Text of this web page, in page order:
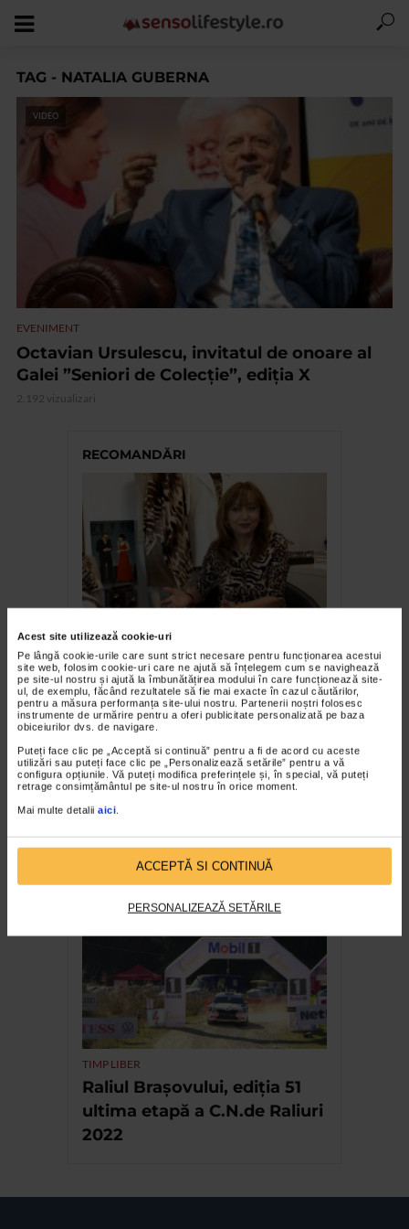
Acest site utilizează cookie-uri
Pe lângă cookie-urile care sunt strict necesare pentru funcționarea acestui
site web, folosim cookie-uri care ne ajută să înțelegem cum se navighează
pe site-ul nostru și ajută la îmbunătățirea modului în care funcționează site-
ul, de exemplu, făcând rezultatele să fie mai exacte în cazul căutărilor,
pentru a măsura performanța site-ului nostru. Partenerii noștri folosesc
instrumente de urmărire pentru a oferi publicitate personalizată pe baza
obiceiurilor dvs. de navigare.
Puteți face clic pe „Acceptă si continuă” pentru a fi de acord cu aceste
utilizări sau puteți face clic pe „Personalizează setările” pentru a vă
configura opțiunile. Vă puteți modifica preferințele și, în special, vă puteți
retrage consimțământul pe site-ul nostru în orice moment.
Mai multe detalii aici
ACCEPTĂ SI CONTINUĂ
PERSONALIZEAZĂ SETĂRILE
TAG - NATALIA GUBERNA
VIDEO
EVENIMENT
Octavian Ursulescu, invitatul de onoare al
Galei ”Seniori de Colecție”, ediția X
2.192 vizualizari
RECOMANDĂRI
Ellis – O modă pentru o viață
13 ani de festival LFDC cu
sprijinul Catena
TIMP LIBER
Raliul Brașovului, ediția 51
ultima etapă a C.N.de Raliuri
2022